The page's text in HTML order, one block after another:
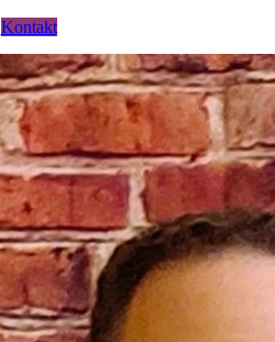
Kontakt